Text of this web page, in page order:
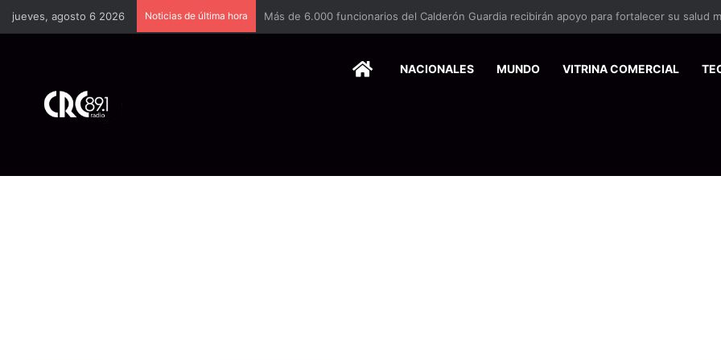
jueves, agosto 6 2026 Noticias de última hora
HOMENACIONALES MUNDO VITRINA COMERCIAL